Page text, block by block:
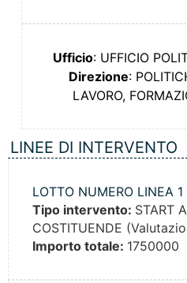
Ufficio: UFFICIO
Direzione:
LAVORO,
LINEE DI INTERVENTO
LOTTO NUMERO LINEA 1
Tipo intervento: START
COSTITUENDE
Importo totale: 1750000